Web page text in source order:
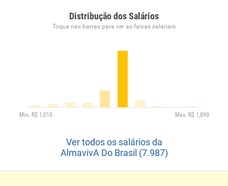
Distribução dos Salários
Toque nas barras para ver as faixas salariais
Ver todos os salários da
AlmavivA Do Brasil (7.987)